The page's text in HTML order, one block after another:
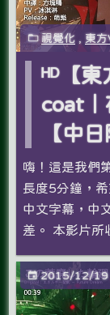
視覺化 東
ᴴᴰ【
coat｜
【中日
嗨！這是我們
長度5分鐘，
中文字幕，中
差。 本影片
2015/12/